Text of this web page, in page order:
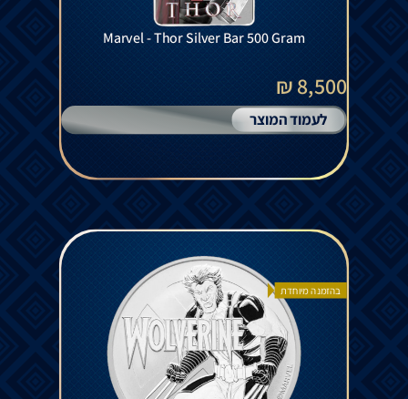
Marvel - Thor Silver Bar 500 Gram
8,500 ₪
לעמוד המוצר
בהזמנה מיוחדת